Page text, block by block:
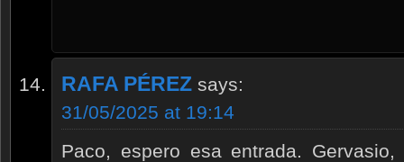
RAFA PÉREZ says:
31/05/2025 at 19:14
Paco, espero esa entrada.